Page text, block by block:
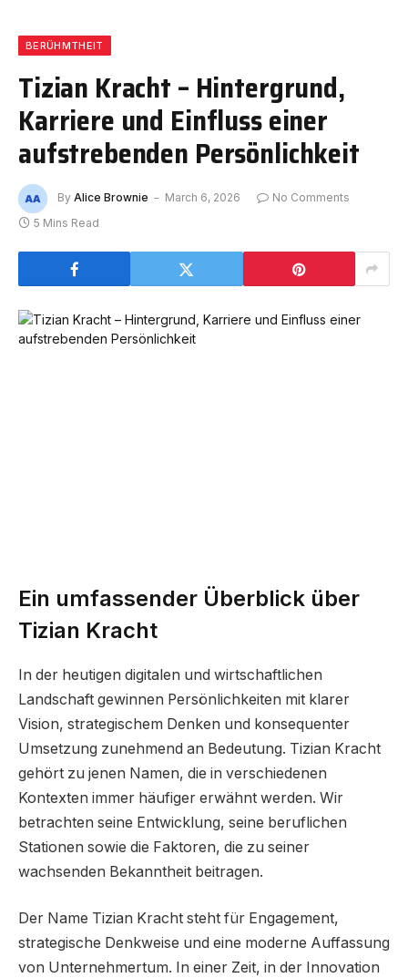
BERÜHMTHEIT
Tizian Kracht – Hintergrund,
Karriere und Einfluss einer
aufstrebenden Persönlichkeit
By Alice Brownie March 6, 2026
No Comments
5 Mins Read
Ein umfassender Überblick über
Tizian Kracht
In der heutigen digitalen und wirtschaftlichen
Landschaft gewinnen Persönlichkeiten mit klarer
Vision, strategischem Denken und konsequenter
Umsetzung zunehmend an Bedeutung. Tizian Kracht
gehört zu jenen Namen, die in verschiedenen
Kontexten immer häufiger erwähnt werden. Wir
betrachten seine Entwicklung, seine beruflichen
Stationen sowie die Faktoren, die zu seiner
wachsenden Bekanntheit beitragen.
Der Name Tizian Kracht steht für Engagement,
strategische Denkweise und eine moderne Auffassung
von Unternehmertum. In einer Zeit, in der Innovation